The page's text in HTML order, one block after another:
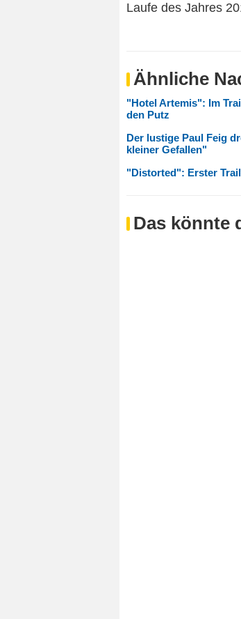
Laufe des Jahres
Ähnliche
"Hotel Artemis": Im
den Putz
Der lustige Paul Feig
kleiner Gefallen"
"Distorted": Erster
Das könnte